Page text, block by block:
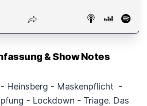
& Show Notes
Heinsberg - Maskenpflicht -
- Lockdown - Triage. Das